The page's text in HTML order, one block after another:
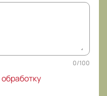
0/100
обработку